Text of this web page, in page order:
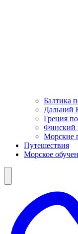
Балтика
Дальний
Греция
Финский
Морские
Путешествия
Морское